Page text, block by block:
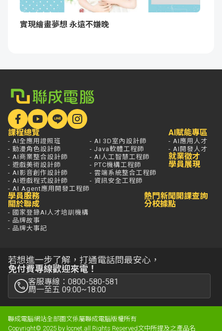
實現繪畫夢想 永遠不嫌晚
課程總覽
- AI全應用證照班
- 動漫角色設計師
- AI商業整合設計師
- 遊戲美術設計師
- AI影音創作設計師
- AI遊戲程式設計師
- AI Agent應用開發工程師
- AI 3D室內設計師
- Java軟體工程師
- AI人工智慧工程師
- PTC機構工程師
- 雲端系統整合工程師
- 資訊安全工程師
AI賦能專區
- AI應用人才
- AI開發人才
就業徵才
學員展現
學員服務
關於聯成
- 國家登錄AI人才培訓機構
- 品牌故事
- 品牌大事記
熱門新聞
分校據點
開課查詢
若想進一步了解，打通電話問最安心，
免付費專線歡迎來電！
客服專線：0800-580-581
周一至五 09:00~18:00
聯成電腦網站全部圖文係屬聯成電腦版權所有
Copyright© 2025 by lccnet.all Rights Reserved文中所提及之產品名